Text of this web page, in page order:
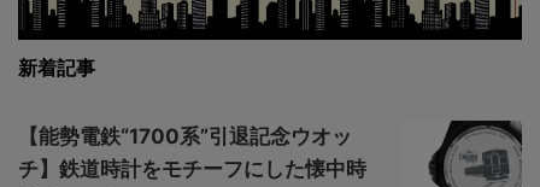
新着記事
【能勢電鉄“1700系”引退記念ウオッ
チ】鉄道時計をモチーフにした懐中時